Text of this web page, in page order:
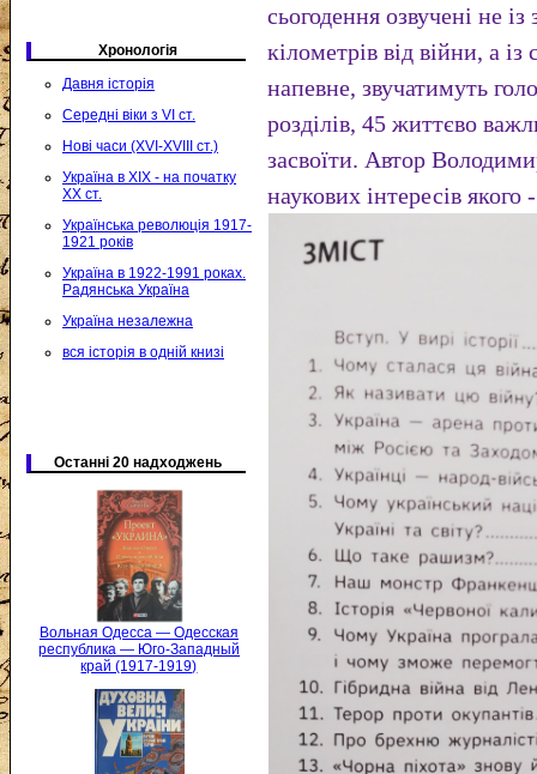
Хронологія
Давня історія
Середні віки з VI ст.
Нові часи (XVI-XVIII ст.)
Україна в XIX - на початку
XX ст.
Українська революція 1917-
1921 років
Україна в 1922-1991 роках.
Радянська Україна
Україна незалежна
вся історія в одній книзі
Останні 20 надходжень
Вольная Одесса — Одесская
республика — Юго-Западный
край (1917-1919)
сьогодення озвучені не
кілометрів від війни, а із
напевне, звучатимуть
розділів, 45 життєво
засвоїти. Автор
наукових інтересів